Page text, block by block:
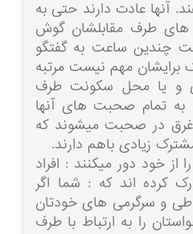
آنها عادت دارند حتی به
طرف مقابلشان گوش
چندین ساعت به گفتگو
برایشان مهم نیست مرتبه
و یا محل سکونت طرف
به تمام صحبت های آنها
در صحبت میشوند که
زیادی باهم دارند.
از خود دور میکنند : افراد
کرده اند که : شما اگر
و سرگرمی های خودتان
را به ارتباط با طرف